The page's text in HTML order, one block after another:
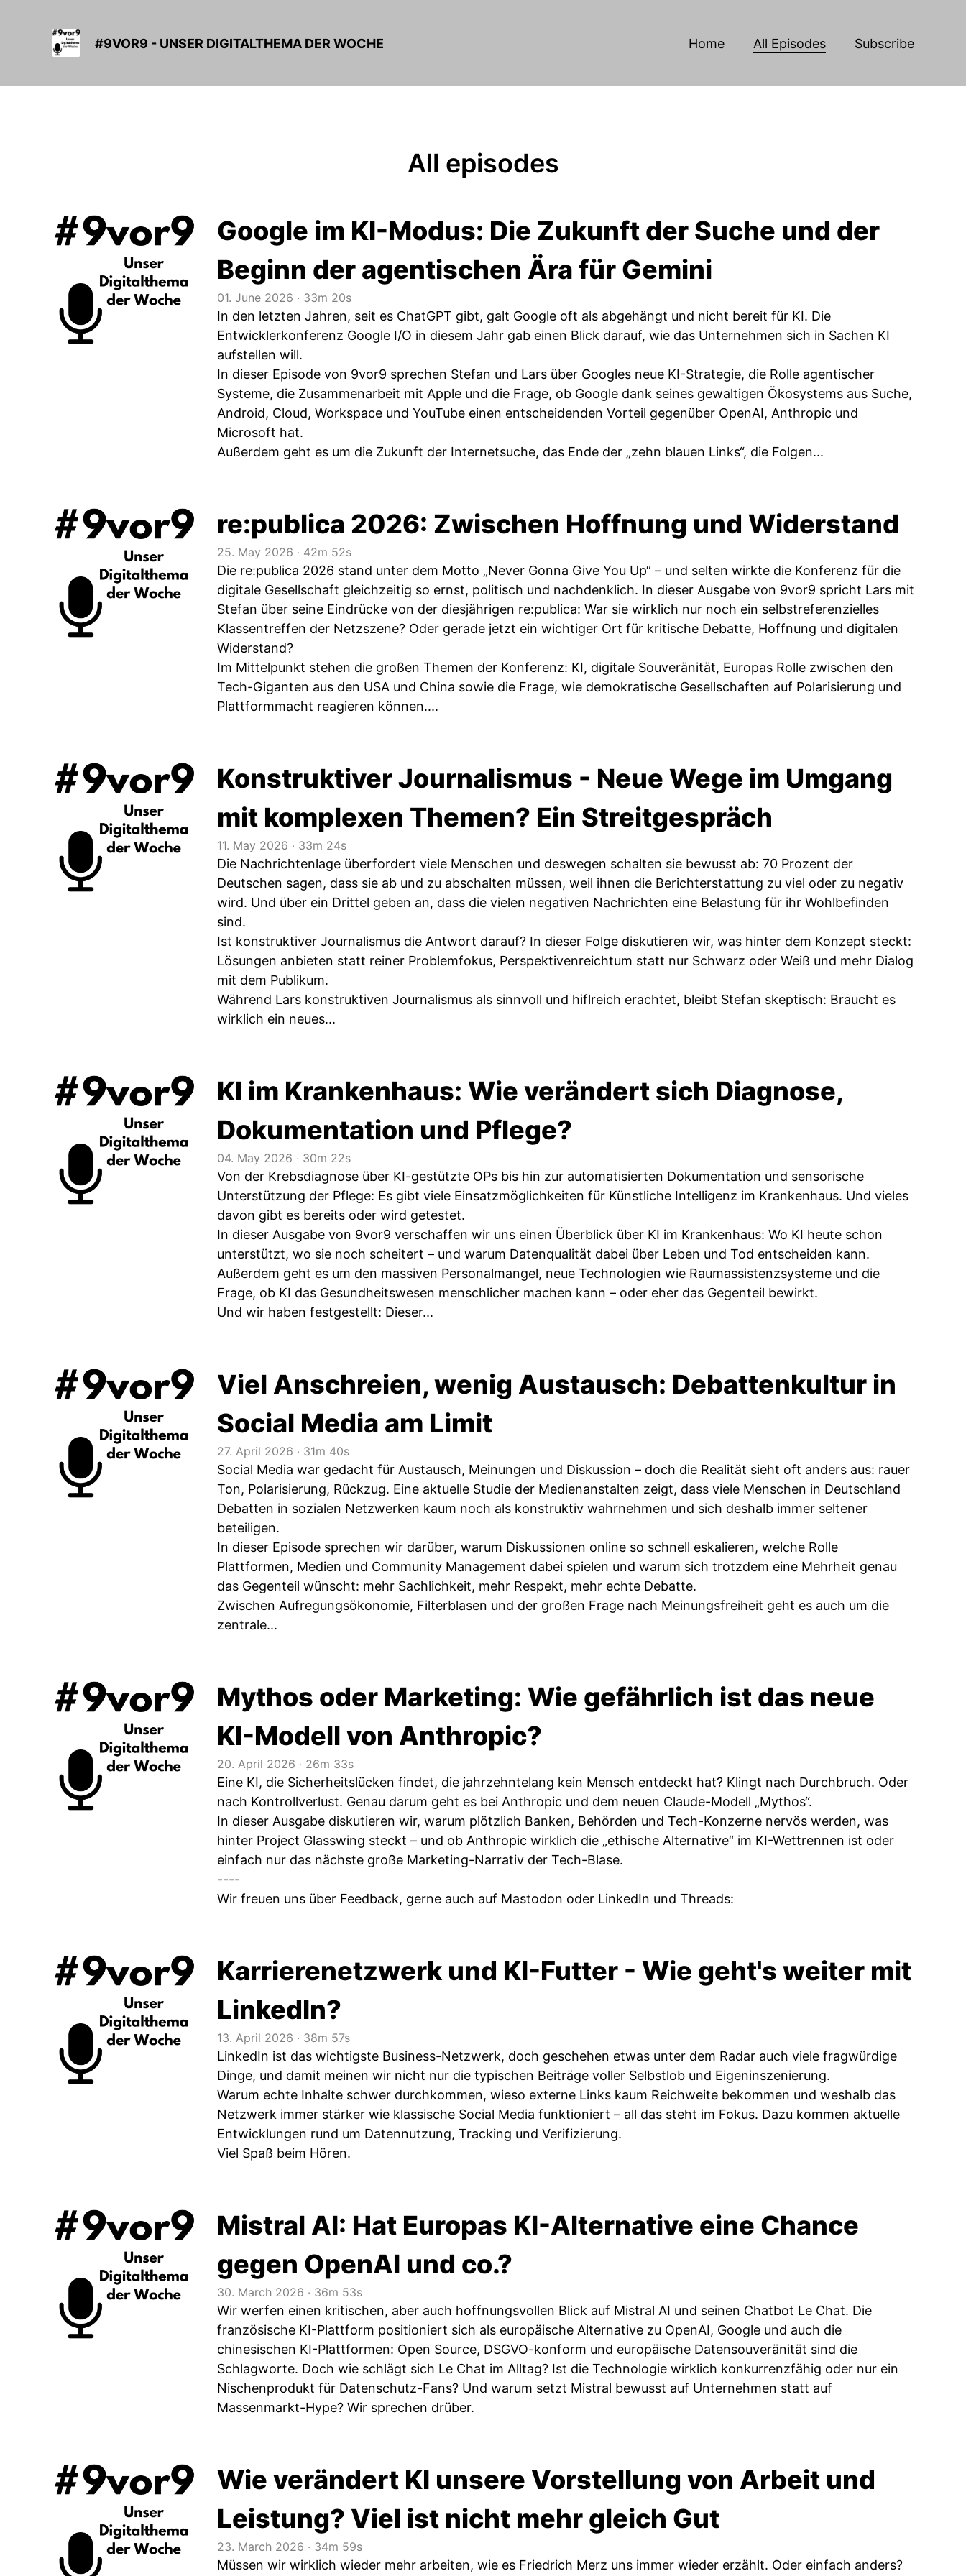
#9VOR9 - UNSER DIGITALTHEMA DER WOCHE Home All Episodes Subscribe
All episodes
Google im KI-Modus: Die Zukunft der Suche und der
Beginn der agentischen Ära für Gemini
01. June 2026 ‧ 33m 20s
In den letzten Jahren, seit es ChatGPT gibt, galt Google oft als abgehängt und nicht bereit für KI. Die
Entwicklerkonferenz Google I/O in diesem Jahr gab einen Blick darauf, wie das Unternehmen sich in Sachen KI
aufstellen will.
In dieser Episode von 9vor9 sprechen Stefan und Lars über Googles neue KI-Strategie, die Rolle agentischer
Systeme, die Zusammenarbeit mit Apple und die Frage, ob Google dank seines gewaltigen Ökosystems aus Suche,
Android, Cloud, Workspace und YouTube einen entscheidenden Vorteil gegenüber OpenAI, Anthropic und
Microsoft hat.
Außerdem geht es um die Zukunft der Internetsuche, das Ende der „zehn blauen Links“, die Folgen...
re:publica 2026: Zwischen Hoffnung und Widerstand
25. May 2026 ‧ 42m 52s
Die re:publica 2026 stand unter dem Motto „Never Gonna Give You Up“ – und selten wirkte die Konferenz für die
digitale Gesellschaft gleichzeitig so ernst, politisch und nachdenklich. In dieser Ausgabe von 9vor9 spricht Lars mit
Stefan über seine Eindrücke von der diesjährigen re:publica: War sie wirklich nur noch ein selbstreferenzielles
Klassentreffen der Netzszene? Oder gerade jetzt ein wichtiger Ort für kritische Debatte, Hoffnung und digitalen
Widerstand?
Im Mittelpunkt stehen die großen Themen der Konferenz: KI, digitale Souveränität, Europas Rolle zwischen den
Tech-Giganten aus den USA und China sowie die Frage, wie demokratische Gesellschaften auf Polarisierung und
Plattformmacht reagieren können....
Konstruktiver Journalismus - Neue Wege im Umgang
mit komplexen Themen? Ein Streitgespräch
11. May 2026 ‧ 33m 24s
Die Nachrichtenlage überfordert viele Menschen und deswegen schalten sie bewusst ab: 70 Prozent der
Deutschen sagen, dass sie ab und zu abschalten müssen, weil ihnen die Berichterstattung zu viel oder zu negativ
wird. Und über ein Drittel geben an, dass die vielen negativen Nachrichten eine Belastung für ihr Wohlbefinden
sind.
Ist konstruktiver Journalismus die Antwort darauf? In dieser Folge diskutieren wir, was hinter dem Konzept steckt:
Lösungen anbieten statt reiner Problemfokus, Perspektivenreichtum statt nur Schwarz oder Weiß und mehr Dialog
mit dem Publikum.
Während Lars konstruktiven Journalismus als sinnvoll und hiflreich erachtet, bleibt Stefan skeptisch: Braucht es
wirklich ein neues...
KI im Krankenhaus: Wie verändert sich Diagnose,
Dokumentation und Pflege?
04. May 2026 ‧ 30m 22s
Von der Krebsdiagnose über KI-gestützte OPs bis hin zur automatisierten Dokumentation und sensorische
Unterstützung der Pflege: Es gibt viele Einsatzmöglichkeiten für Künstliche Intelligenz im Krankenhaus. Und vieles
davon gibt es bereits oder wird getestet.
In dieser Ausgabe von 9vor9 verschaffen wir uns einen Überblick über KI im Krankenhaus: Wo KI heute schon
unterstützt, wo sie noch scheitert – und warum Datenqualität dabei über Leben und Tod entscheiden kann.
Außerdem geht es um den massiven Personalmangel, neue Technologien wie Raumassistenzsysteme und die
Frage, ob KI das Gesundheitswesen menschlicher machen kann – oder eher das Gegenteil bewirkt.
Und wir haben festgestellt: Dieser...
Viel Anschreien, wenig Austausch: Debattenkultur in
Social Media am Limit
27. April 2026 ‧ 31m 40s
Social Media war gedacht für Austausch, Meinungen und Diskussion – doch die Realität sieht oft anders aus: rauer
Ton, Polarisierung, Rückzug. Eine aktuelle Studie der Medienanstalten zeigt, dass viele Menschen in Deutschland
Debatten in sozialen Netzwerken kaum noch als konstruktiv wahrnehmen und sich deshalb immer seltener
beteiligen.
In dieser Episode sprechen wir darüber, warum Diskussionen online so schnell eskalieren, welche Rolle
Plattformen, Medien und Community Management dabei spielen und warum sich trotzdem eine Mehrheit genau
das Gegenteil wünscht: mehr Sachlichkeit, mehr Respekt, mehr echte Debatte.
Zwischen Aufregungsökonomie, Filterblasen und der großen Frage nach Meinungsfreiheit geht es auch um die
zentrale...
Mythos oder Marketing: Wie gefährlich ist das neue
KI-Modell von Anthropic?
20. April 2026 ‧ 26m 33s
Eine KI, die Sicherheitslücken findet, die jahrzehntelang kein Mensch entdeckt hat? Klingt nach Durchbruch. Oder
nach Kontrollverlust. Genau darum geht es bei Anthropic und dem neuen Claude-Modell „Mythos“.
In dieser Ausgabe diskutieren wir, warum plötzlich Banken, Behörden und Tech-Konzerne nervös werden, was
hinter Project Glasswing steckt – und ob Anthropic wirklich die „ethische Alternative“ im KI-Wettrennen ist oder
einfach nur das nächste große Marketing-Narrativ der Tech-Blase.
----
Wir freuen uns über Feedback, gerne auch auf Mastodon oder LinkedIn und Threads:
Karrierenetzwerk und KI-Futter - Wie geht's weiter mit
LinkedIn?
13. April 2026 ‧ 38m 57s
LinkedIn ist das wichtigste Business-Netzwerk, doch geschehen etwas unter dem Radar auch viele fragwürdige
Dinge, und damit meinen wir nicht nur die typischen Beiträge voller Selbstlob und Eigeninszenierung.
Warum echte Inhalte schwer durchkommen, wieso externe Links kaum Reichweite bekommen und weshalb das
Netzwerk immer stärker wie klassische Social Media funktioniert – all das steht im Fokus. Dazu kommen aktuelle
Entwicklungen rund um Datennutzung, Tracking und Verifizierung.
Viel Spaß beim Hören.
Mistral AI: Hat Europas KI-Alternative eine Chance
gegen OpenAI und co.?
30. March 2026 ‧ 36m 53s
Wir werfen einen kritischen, aber auch hoffnungsvollen Blick auf Mistral AI und seinen Chatbot Le Chat. Die
französische KI-Plattform positioniert sich als europäische Alternative zu OpenAI, Google und auch die
chinesischen KI-Plattformen: Open Source, DSGVO-konform und europäische Datensouveränität sind die
Schlagworte. Doch wie schlägt sich Le Chat im Alltag? Ist die Technologie wirklich konkurrenzfähig oder nur ein
Nischenprodukt für Datenschutz-Fans? Und warum setzt Mistral bewusst auf Unternehmen statt auf
Massenmarkt-Hype? Wir sprechen drüber.
Wie verändert KI unsere Vorstellung von Arbeit und
Leistung? Viel ist nicht mehr gleich Gut
23. March 2026 ‧ 34m 59s
Müssen wir wirklich wieder mehr arbeiten, wie es Friedrich Merz uns immer wieder erzählt. Oder einfach anders?